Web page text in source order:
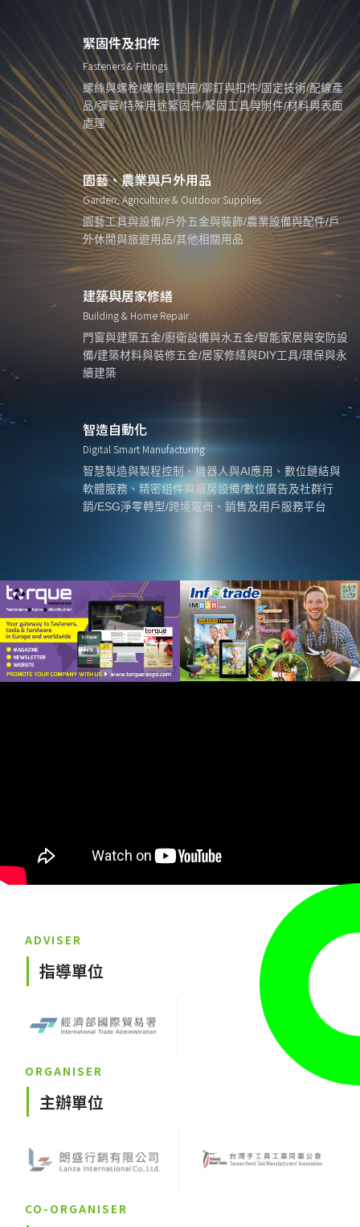
緊固件及扣件
Fasteners & Fittings
螺絲與螺栓/螺帽與墊圈/鉚釘與扣件/固定技術/配線產
品/彈簧/特殊用途緊固件/緊固工具與附件/材料與表面
處理
園藝、農業與戶外用品
Garden, Agriculture & Outdoor Supplies
園藝工具與設備/戶外五金與裝飾/農業設備與配件/戶
外休閒與旅遊用品/其他相關用品
建築與居家修繕
Building & Home Repair
門窗與建築五金/廚衛設備與水五金/智能家居與安防設
備/建築材料與裝修五金/居家修繕與DIY工具/環保與永
續建築
智造自動化
Digital Smart Manufacturing
智慧製造與製程控制、機器人與AI應用、數位鏈結與
軟體服務、精密組件與廠房設備/數位廣告及社群行
銷/ESG淨零轉型/跨境電商、銷售及用戶服務平台
ADVISER
指導單位
ORGANISER
主辦單位
CO-ORGANISER